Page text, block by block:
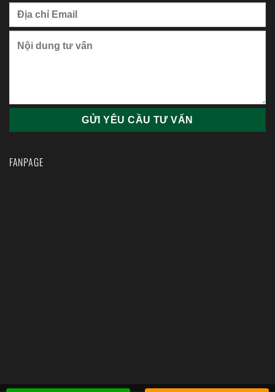
FANPAGE